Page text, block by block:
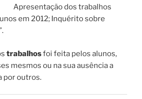
Apresentação dos trabalhos
em 2012; Inquérito sobre
trabalhosfoi feita pelos alunos,
mesmos ou na sua ausência a
por outros.